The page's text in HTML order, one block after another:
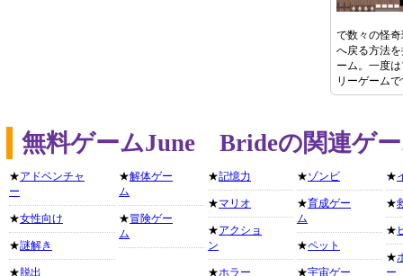
で数々の怪
へ戻る方法
ーム。一度
リーゲーム
無料ゲームJune Brideの関連ゲ
★アドベンチャ
ー
★女性向け
★謎解き
★ 脱出
★解体ゲー
ム
★冒険ゲー
ム
★記憶力
★マリオ
★アクショ
ン
★ホラー
★ゾンビ
★育成ゲー
ム
★ペット
★宇宙ゲー
★
★
★
★
ー